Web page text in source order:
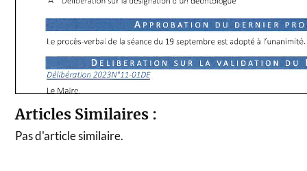
Articles Similaires :
Pas d'article similaire.